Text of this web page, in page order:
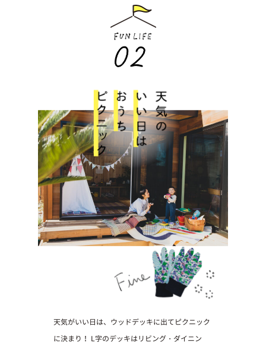
天気がいい日は、ウッドデッキに出てピクニック
に決まり！ L字のデッキはリビング・ダイニン